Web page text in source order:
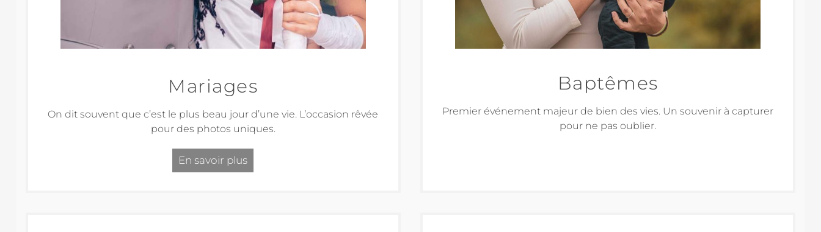
Mariages
On dit souvent que c’est le plus beau jour d’une vie. L’occasion rêvée
pour des photos uniques.
En savoir plus
Baptêmes
Premier événement majeur de bien des vies. Un souvenir à capturer
pour ne pas oublier.